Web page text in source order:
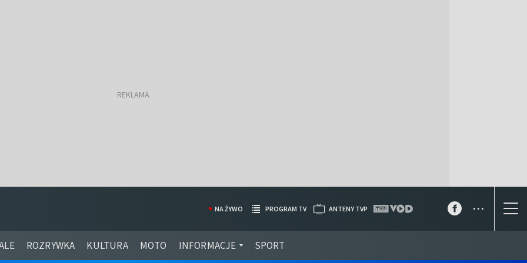
ROZRYWKA KULTURA MOTO INFORMACJE SPORT
NA ŻYWO PROGRAM TV ANTENY TVP ...